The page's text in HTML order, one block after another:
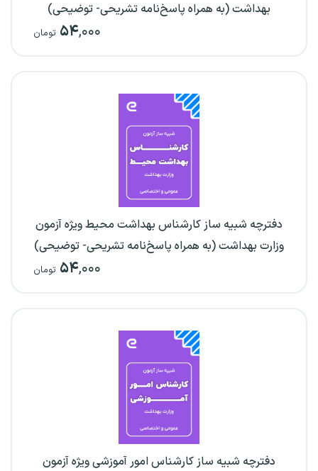
بهداشت (به همراه پاسخ‌نامه تشریحی- توضیحی)
۵۴,۰۰۰ تومان
دفترچه شبیه ساز کارشناس بهداشت محیط ویژه آزمون
وزارت بهداشت (به همراه پاسخ‌نامه تشریحی- توضیحی)
۵۴,۰۰۰ تومان
دفترچه شبیه ساز کارشناس امور آموزشی ویژه آزمون